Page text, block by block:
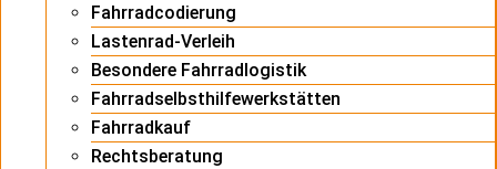
Fahrradcodierung
Lastenrad-Verleih
Besondere Fahrradlogistik
Fahrradselbsthilfewerkstätten
Fahrradkauf
Rechtsberatung